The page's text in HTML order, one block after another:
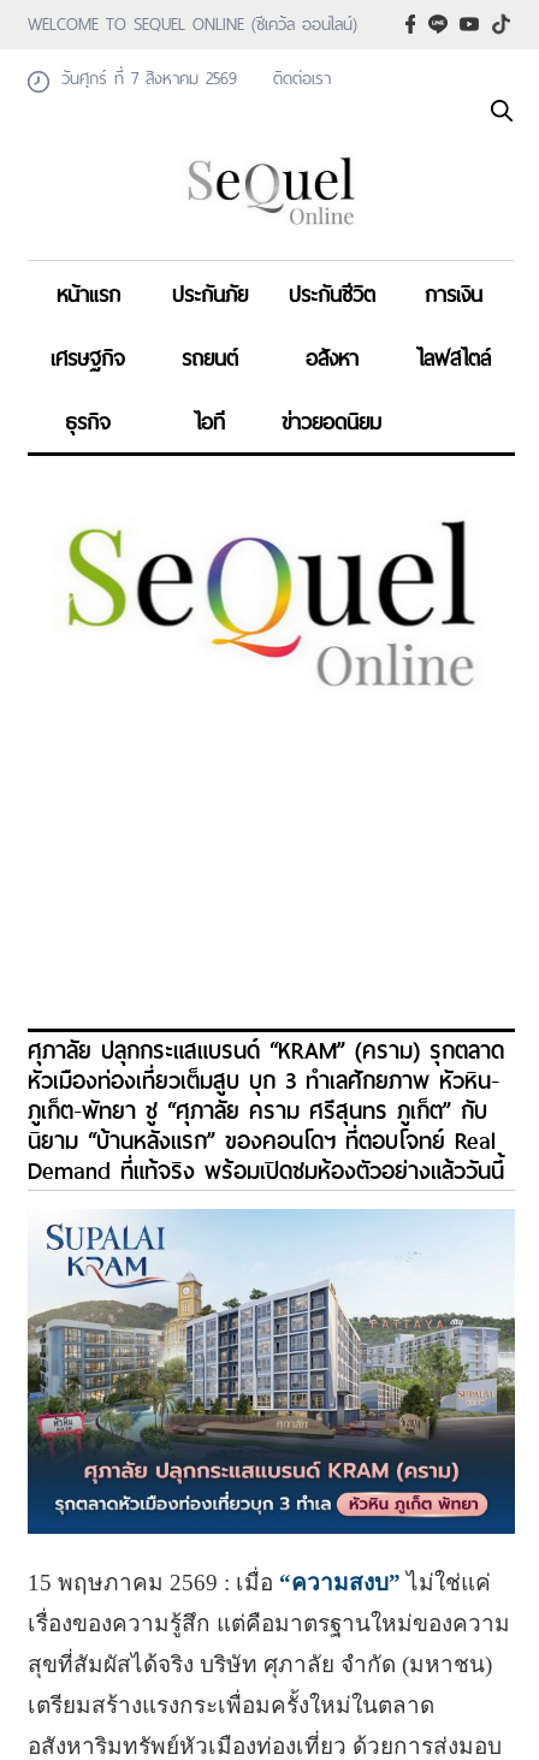
WELCOME TO SEQUEL ONLINE (ซีเคว้ล ออนไลน์)
วันศุกร์ ที่ 7 สิงหาคม 2569
ติดต่อเรา
หน้าแรก ประกันภัย ประกันชีวิต
การเงิน
เศรษฐกิจ
รถยนต์ อสังหา
ไลฟสไตล์
ธุรกิจ
ไอที ข่าวยอดนิยม
ศุภาลัย ปลุกกระแสแบรนด์ “KRAM” (คราม) รุกตลาด
หัวเมืองท่องเที่ยวเต็มสูบ บุก 3 ทำเลศักยภาพ หัวหิน-
ภูเก็ต-พัทยา ชู “ศุภาลัย คราม ศรีสุนทร ภูเก็ต” กับ
นิยาม “บ้านหลังแรก” ของคอนโดฯ ที่ตอบโจทย์ Real
Demand ที่แท้จริง พร้อมเปิดชมห้องตัวอย่างแล้ววันนี้
15 พฤษภาคม 2569 : เมื่อ “ความสงบ”ไม่ใช่แค่
เรื่องของความรู้สึก แต่คือมาตรฐานใหม่ของความ
สุขที่สัมผัสได้จริง บริษัท ศุภาลัย จำกัด (มหาชน)
เตรียมสร้างแรงกระเพื่อมครั้งใหม่ในตลาด
อสังหาริมทรัพย์หัวเมืองท่องเที่ยว ด้วยการส่งมอบ